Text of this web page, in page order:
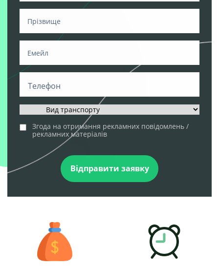
Телефон
Згода на отримання рекламних повідомлень /
рекламних матеріалів